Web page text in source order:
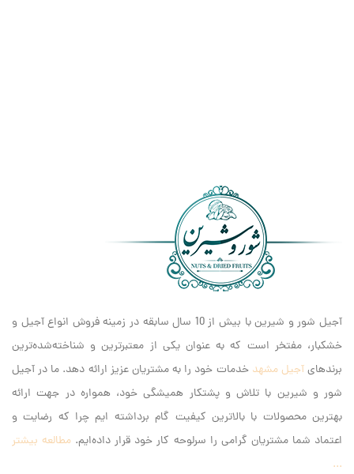
آجیل شور و شیرین با بیش از 10 سال سابقه در زمینه فروش انواع آجیل و
خشکبار، مفتخر است که به عنوان یکی از معتبرترین و شناخته‌شده‌ترین
برندهایآجیل مشهد خدمات خود را به مشتریان عزیز ارائه دهد. ما در آجیل
شور و شیرین با تلاش و پشتکار همیشگی خود، همواره در جهت ارائه
بهترین محصولات با بالاترین کیفیت گام برداشته ایم‌ چرا که رضایت و
اعتماد شما مشتریان گرامی را سرلوحه کار خود قرار داده‌ایم. مطالعه بیشتر
...